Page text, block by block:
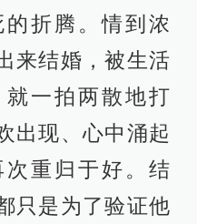
折腾。情到浓
来结婚，被生活
一拍两散地打
出现、心中涌起
重归于好。结
只是为了验证他